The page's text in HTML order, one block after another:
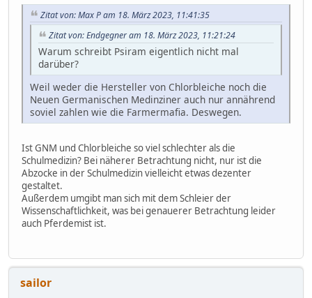
Zitat von: Max P am 18. März 2023, 11:41:35
Zitat von: Endgegner am 18. März 2023, 11:21:24
Warum schreibt Psiram eigentlich nicht mal
darüber?
Weil weder die Hersteller von Chlorbleiche noch die
Neuen Germanischen Medinziner auch nur annährend
soviel zahlen wie die Farmermafia. Deswegen.
Ist GNM und Chlorbleiche so viel schlechter als die
Schulmedizin? Bei näherer Betrachtung nicht, nur ist die
Abzocke in der Schulmedizin vielleicht etwas dezenter
gestaltet.
Außerdem umgibt man sich mit dem Schleier der
Wissenschaftlichkeit, was bei genauerer Betrachtung leider
auch Pferdemist ist.
sailor